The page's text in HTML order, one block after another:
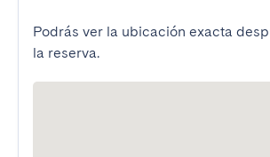
Podrás ver la ubicación exacta
la reserva.